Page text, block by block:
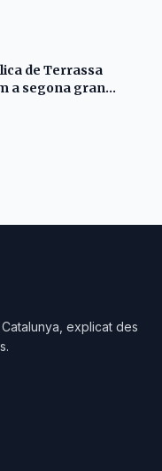
de Terrassa
a segona gran
explicat des